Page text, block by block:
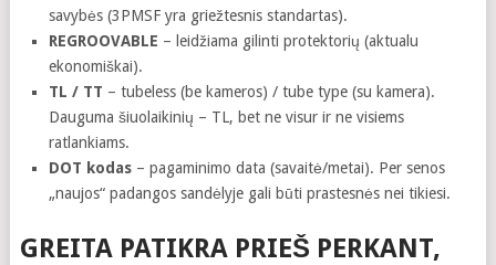
savybės (3PMSF yra griežtesnis standartas).
REGROOVABLE – leidžiama gilinti protektorių (aktualu
ekonomiškai).
TL / TT – tubeless (be kameros) / tube type (su kamera).
Dauguma šiuolaikinių – TL, bet ne visur ir ne visiems
ratlankiams.
DOT kodas – pagaminimo data (savaitė/metai). Per senos
„naujos“ padangos sandėlyje gali būti prastesnės nei tikiesi.
GREITA PATIKRA PRIEŠ PERKANT,